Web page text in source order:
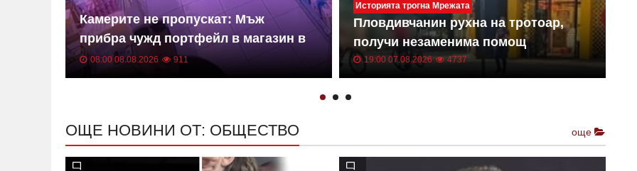
Камерите не пропускат: Мъж
прибра чужд портфейл в магазин в
Сливен ВИДЕО
08:00 08.08.2026 911
Историята трогна Мрежата
Пловдивчанин рухна на тротоар,
получи незаменима помощ
19:00 07.08.2026 4737
ОЩЕ НОВИНИ ОТ: ОБЩЕСТВО още